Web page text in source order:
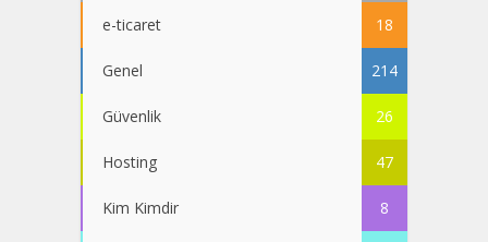
e-ticaret 18
Genel 214
Güvenlik 26
Hosting 47
Kim Kimdir 8